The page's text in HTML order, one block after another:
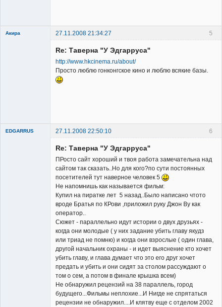
5
Акира 27.11.2008 21:34:27
Re: Таверна "У Эдгарруса"
http://www.hkcinema.ru/about/
Просто люблю гонконгское кино и люблю всякие базы.
6
EDGARRUS
27.11.2008 22:50:10
Re: Таверна "У Эдгарруса"
ПРосто сайт хороший и твоя работа замечательна над
сайтом так сказать..Но для кого?по сути постоянных
посетителей тут наверное человек 5
Не напомнишь как называется фильм:
Купил на пиратке лет 5 назад..Было написано чтото
вроде Братья по КРови ,приложил руку Джон Ву как
оператор..
Сюжет - параллельно идут истории о двух друзьях -
когда они молодые ( у них задание убить главу якудз
или триад не помню) и когда они взрослые ( один глава,
другой начальник охраны - и идет выяснение кто хочет
убить главу, и глава думает что это его друг хочет
предать и убить и они сидят за столом рассуждают о
том о сем, а потом в финале крышка всем)
Не обнаружил рецензий на 38 параллель, город
будущего...Фильмы неплохие...И Нигде не спрятаться
рецензии не обнаружил....И клятву еще с отделом 2002